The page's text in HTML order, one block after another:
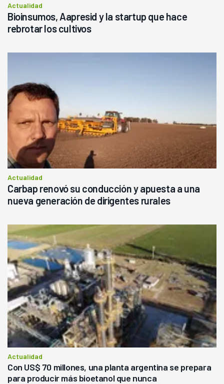
Actualidad
Bioinsumos, Aapresid y la startup que hace
rebrotar los cultivos
Actualidad
Carbap renovó su conducción y apuesta a una
nueva generación de dirigentes rurales
Actualidad
Con US$ 70 millones, una planta argentina se prepara
para producir más bioetanol que nunca